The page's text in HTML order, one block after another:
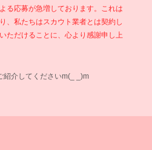
る応募が急増しております。これは
、私たちはスカウト業者とは契約し
ただけることに、心より感謝申し上
紹介してくださいm(_ _)m